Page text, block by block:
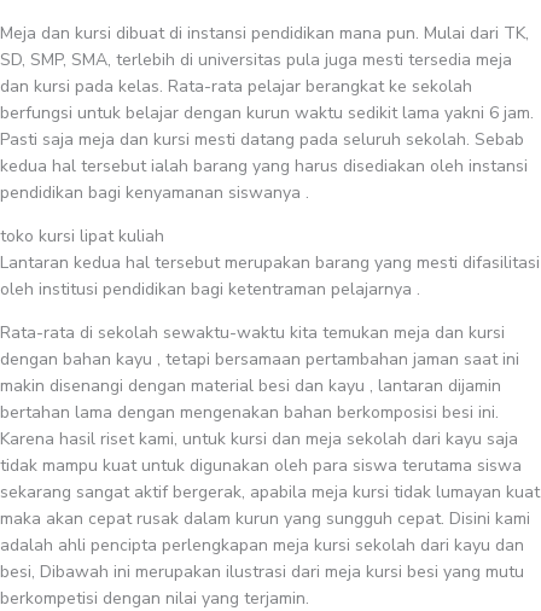
Meja dan kursi dibuat di instansi pendidikan mana pun. Mulai dari TK,
SD, SMP, SMA, terlebih di universitas pula juga mesti tersedia meja
dan kursi pada kelas. Rata-rata pelajar berangkat ke sekolah
berfungsi untuk belajar dengan kurun waktu sedikit lama yakni 6 jam.
Pasti saja meja dan kursi mesti datang pada seluruh sekolah. Sebab
kedua hal tersebut ialah barang yang harus disediakan oleh instansi
pendidikan bagi kenyamanan siswanya .
toko kursi lipat kuliah
Lantaran kedua hal tersebut merupakan barang yang mesti difasilitasi
oleh institusi pendidikan bagi ketentraman pelajarnya .
Rata-rata di sekolah sewaktu-waktu kita temukan meja dan kursi
dengan bahan kayu , tetapi bersamaan pertambahan jaman saat ini
makin disenangi dengan material besi dan kayu , lantaran dijamin
bertahan lama dengan mengenakan bahan berkomposisi besi ini.
Karena hasil riset kami, untuk kursi dan meja sekolah dari kayu saja
tidak mampu kuat untuk digunakan oleh para siswa terutama siswa
sekarang sangat aktif bergerak, apabila meja kursi tidak lumayan kuat
maka akan cepat rusak dalam kurun yang sungguh cepat. Disini kami
adalah ahli pencipta perlengkapan meja kursi sekolah dari kayu dan
besi, Dibawah ini merupakan ilustrasi dari meja kursi besi yang mutu
berkompetisi dengan nilai yang terjamin.